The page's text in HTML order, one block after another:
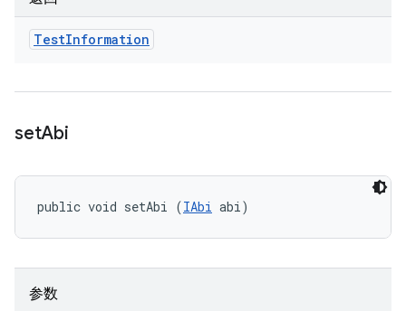
TestInformation
setAbi
public void setAbi (IAbi abi)
参数